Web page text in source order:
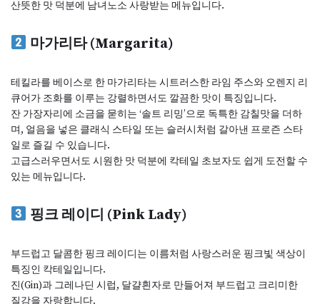
산뜻한 맛 덕분에 남녀노소 사랑받는 메뉴입니다.
마가리타 (Margarita)
테킬라를 베이스로 한 마가리타는 시트러스한 라임 주스와 오렌지 리
큐어가 조화를 이루는 강렬하면서도 깔끔한 맛이 특징입니다.
잔 가장자리에 소금을 묻히는 ‘솔트 리밍’으로 독특한 감칠맛을 더하
며, 얼음을 넣은 클래식 스타일 또는 슬러시처럼 갈아낸 프로즌 스타
일로 즐길 수 있습니다.
고급스러우면서도 시원한 맛 덕분에 칵테일 초보자도 쉽게 도전할 수
있는 메뉴입니다.
핑크 레이디 (Pink Lady)
부드럽고 달콤한 핑크 레이디는 이름처럼 사랑스러운 핑크빛 색상이
특징인 칵테일입니다.
진(Gin)과 그레나딘 시럽, 달걀흰자로 만들어져 부드럽고 크리미한
질감을 자랑합니다.